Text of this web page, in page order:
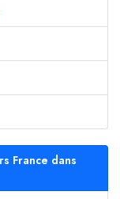
France dans